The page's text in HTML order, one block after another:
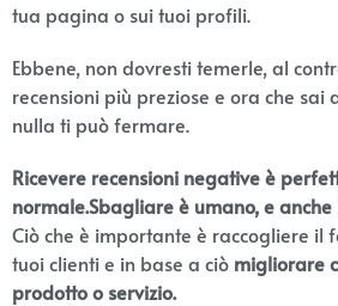
tua pagina o sui tuoi profili.
Ebbene, non dovresti temerle, al
recensioni più preziose e ora che sai
nulla ti può fermare.
Ricevere recensioni negative è
normale.Sbagliare è umano, e
Ciò che è importante è raccogliere il
tuoi clienti e in base a ciò migliorare
prodotto o servizio.